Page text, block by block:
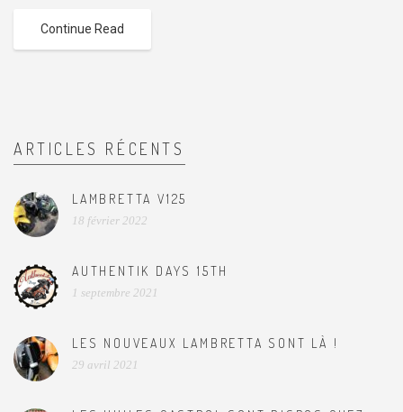
Continue Read
ARTICLES RÉCENTS
LAMBRETTA V125
18 février 2022
AUTHENTIK DAYS 15TH
1 septembre 2021
LES NOUVEAUX LAMBRETTA SONT LÀ !
29 avril 2021